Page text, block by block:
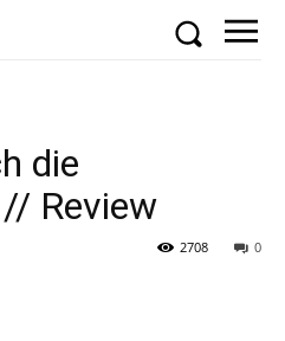
die
Review
0
2708